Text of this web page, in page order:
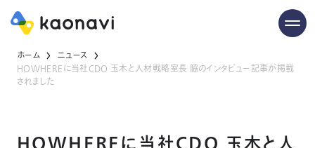
ホーム
ニュース
HOWHEREに当社CDO 玉木と人材戦略室長 脇のインタビュー記事が掲載
されました